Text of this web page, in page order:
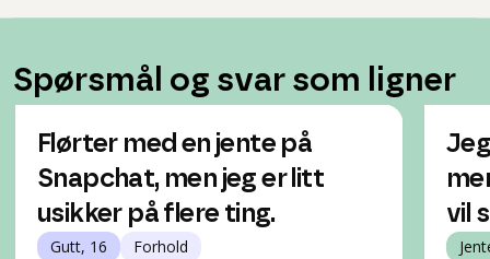
Spørsmål og svar som ligner
Flørter med en jente på
Snapchat, men jeg er litt
usikker på flere ting.
Gutt, 16 Forhold
vil